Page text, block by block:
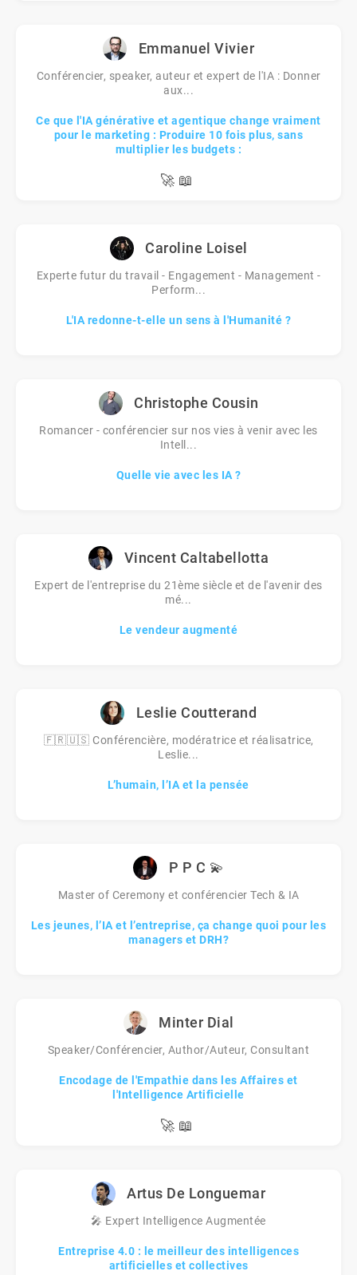
Emmanuel Vivier
Conférencier, speaker, auteur et expert de l'IA : Donner
aux...
Ce que l'IA générative et agentique change vraiment
pour le marketing : Produire 10 fois plus, sans
multiplier les budgets :
🚀 📖
Caroline Loisel
Experte futur du travail - Engagement - Management -
Perform...
L'IA redonne-t-elle un sens à l'Humanité ?
Christophe Cousin
Romancer - conférencier sur nos vies à venir avec les
Intell...
Quelle vie avec les IA ?
Vincent Caltabellotta
Expert de l'entreprise du 21ème siècle et de l'avenir des
mé...
Le vendeur augmenté
Leslie Coutterand
🇫🇷🇺🇸 Conférencière, modératrice et réalisatrice,
Leslie...
L’humain, l’IA et la pensée
P P C 💫
Master of Ceremony et conférencier Tech & IA
Les jeunes, l’IA et l’entreprise, ça change quoi pour les
managers et DRH?
Minter Dial
Speaker/Conférencier, Author/Auteur, Consultant
Encodage de l'Empathie dans les Affaires et
l'Intelligence Artificielle
🚀 📖
Artus De Longuemar
🎤 Expert Intelligence Augmentée
Entreprise 4.0 : le meilleur des intelligences
artificielles et collectives